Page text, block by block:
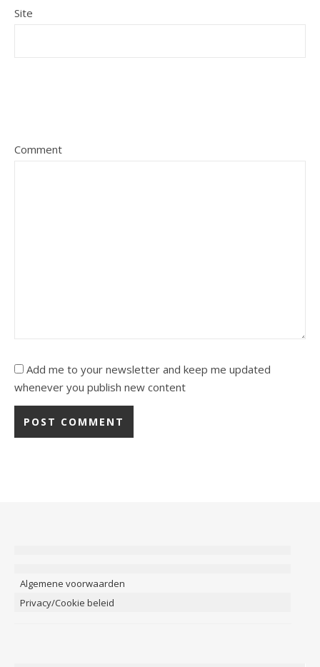
Site
Comment
Add me to your newsletter and keep me updated
whenever you publish new content
Algemene voorwaarden
Privacy/Cookie beleid